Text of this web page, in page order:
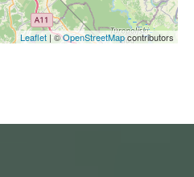
Leaflet | ©OpenStreetMapcontributors